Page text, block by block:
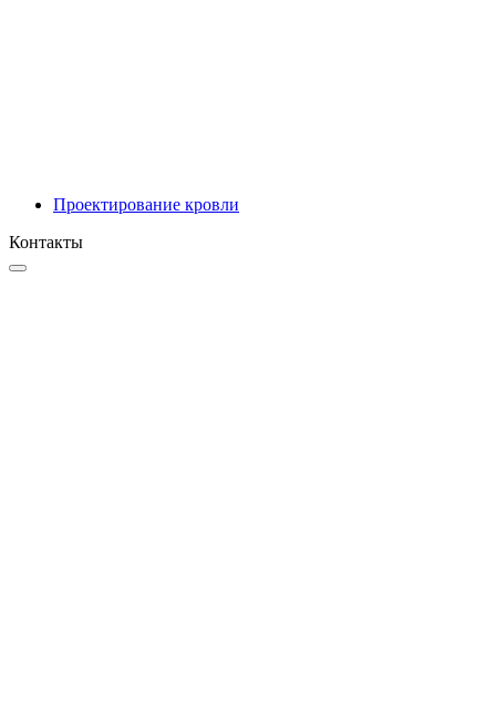
Проектирование кровли
Контакты